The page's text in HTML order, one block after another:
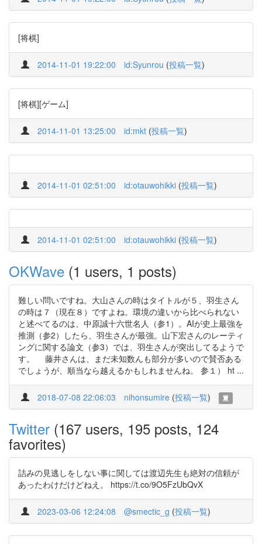
[将棋]
2014-11-01 19:22:00 id:Syunrou (投稿一覧)
[将棋][ゲーム]
2014-11-01 13:25:00 id:mkt (投稿一覧)
2014-11-01 02:51:00 id:otauwohikki (投稿一覧)
2014-11-01 02:51:00 id:otauwohikki (投稿一覧)
OKWave (1 users, 1 posts)
難しい問いですね。大山さんの時はタイトルが５、羽生さん
の時は７（現在８）ですよね。環境の違いから比べられない
と述べてるのは、中原誠十六世名人（参1）。AIが史上最強を
推測（参2）したら、羽生さんが最強。山下宏さんのレーティ
ングに関する論文（参3）では、羽生さんが突出してるようで
す。 藤井さんは、まだ未知数んも部分が多いので賛否ある
でしょうが、順当なら越えるかもしれませんね。 参１） ht ...
2018-07-08 22:06:03 nihonsumire (投稿一覧)
Twitter (167 users, 195 posts, 124
favorites)
詰みの見逃しをしない事に関しては渡辺先生も絶対の信頼が
あったわけだけどねえ。 https://t.co/9O5FzUbQvX
2023-03-06 12:24:08 @smectic_g (投稿一覧)